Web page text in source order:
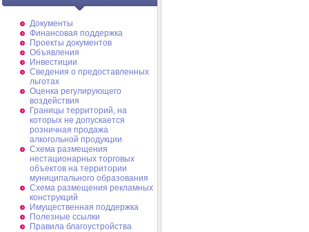
Документы
Финансовая поддержка
Проекты документов
Объявления
Инвестиции
Сведения о предоставленных
льготах
Оценка регулирующего
воздействия
Границы территорий, на
которых не допускается
розничная продажа
алкогольной продукции
Схема размещения
нестационарных торговых
объектов на территории
муниципального образования
Схема размещения рекламных
конструкций
Имущественная поддержка
Полезные ссылки
Правила благоустройства